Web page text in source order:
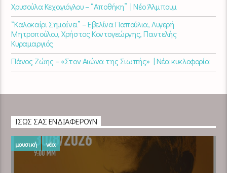
Χρυσούλα Κεχαγιόγλου – “Αποθήκη” | Νέο Άλμπουμ
“Καλοκαίρι Σημαίνει” – Εβελίνα Παπούλια, Λυγερή
Μητροπούλου, Χρήστος Κοντογεώργης, Παντελής
Κυραμαργιός
Πάνος Ζώης – «Στον Αιώνα της Σιωπής» | Νέα κυκλοφορία
ΊΣΩΣ ΣΑΣ ΕΝΔΙΑΦΈΡΟΥΝ
μουσική νέα